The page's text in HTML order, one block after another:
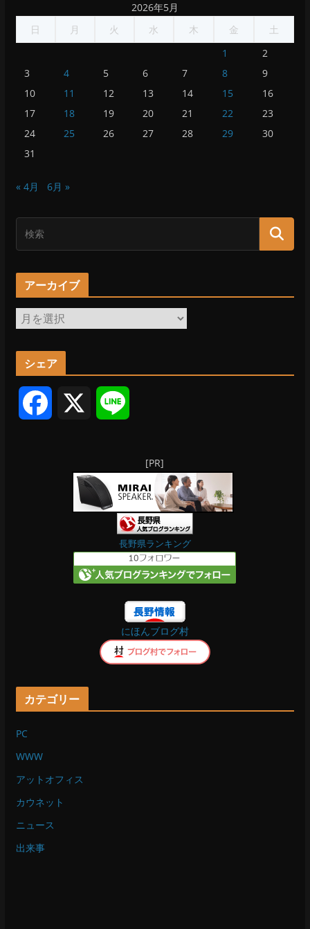
2026年5月
日
月 火 水 木 金
土
1
2
3
4 5 6 7 8
9
10
11 12 13 14 15
16
17
18 19 20 21 22
23
24
25 26 27 28 29
30
31
« 4月 6月 »
アーカイブ
ア
カ
ブ
シェア
n
e
[PR]
長野県ランキング
にほんブログ村
カテゴリー
PC
WWW
アットオフィス
カウネット
ニュース
出来事